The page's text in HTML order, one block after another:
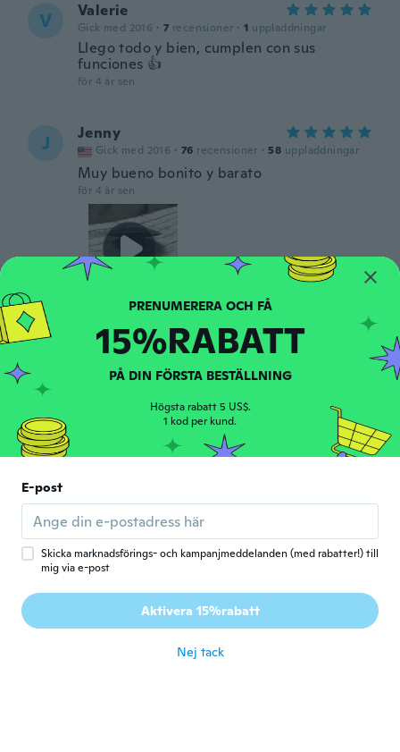
V Valerie
Gick med 2016 · 7 recensioner · 1 uppladdningar
Llego todo y bien, cumplen con sus
funciones 👍
för 4 år sen
J Jenny
Gick med 2016 · 76 recensioner · 58 uppladdningar
Muy bueno bonito y barato
för 4 år sen
P Paula
Gick med 2017 · 64 recensioner
för 4 år sen
P 153
recensioner
för 4 år sen
D Demetra
Gick med 2016 · 14 recensioner
Vivian
Gick med 2020 · 5 recensioner
PRENUMERERA OCH FÅ
15%RABATT
PÅ DIN FÖRSTA BESTÄLLNING
Högsta rabatt 5 US$.
1 kod per kund.
E-post
Skicka marknadsförings- och kampanjmeddelanden (med rabatter!) till
mig via e-post
Aktivera 15%rabatt
Nej tack